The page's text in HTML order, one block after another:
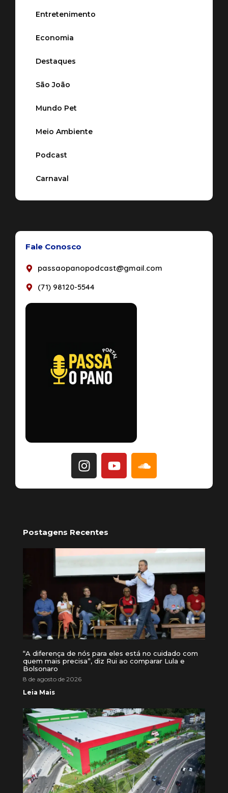
Entretenimento
Economia
Destaques
São João
Mundo Pet
Meio Ambiente
Podcast
Carnaval
Fale Conosco
passaopanopodcast@gmail.com
(71) 98120-5544
Postagens Recentes
“A diferença de nós para eles está no cuidado com
quem mais precisa”, diz Rui ao comparar Lula e
Bolsonaro
8 de agosto de 2026
Leia Mais